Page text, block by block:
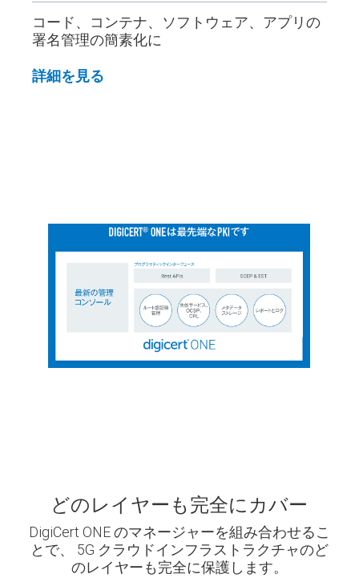
コード、コンテナ、ソフトウェア、アプリの
署名管理の簡素化に
詳細を見る
どのレイヤーも完全にカバー
DigiCert ONE のマネージャーを組み合わせるこ
とで、
5G クラウドインフラストラクチャのど
のレイヤーも完全に保護します。